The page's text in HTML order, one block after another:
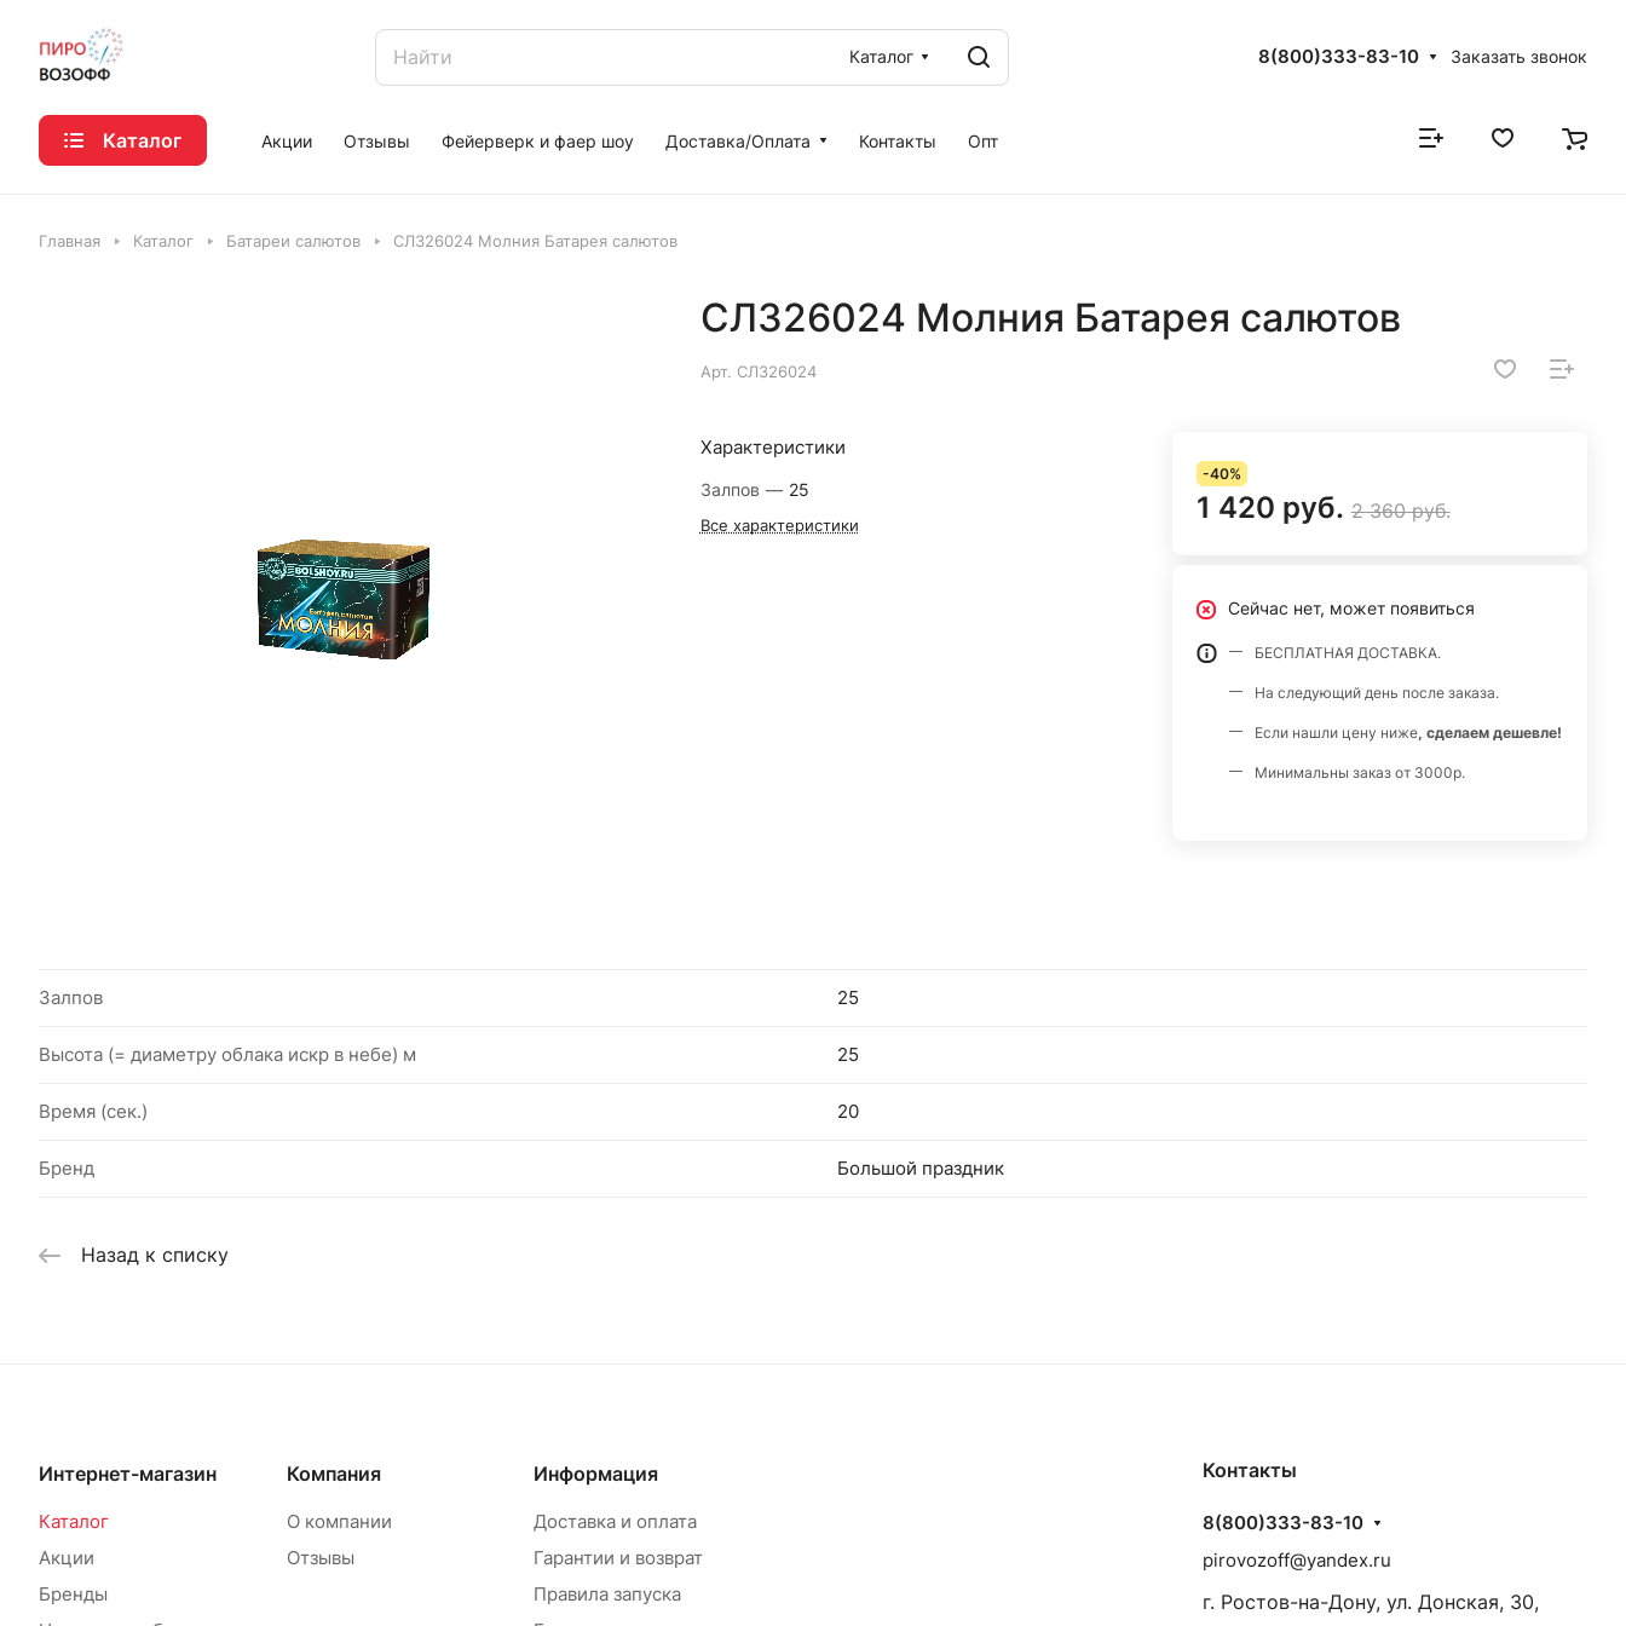
Каталог 8(800)333-83-10 Заказать звонок
Каталог Акции Отзывы Фейерверк и фаер шоу Доставка/Оплата Контакты Опт
Главная Каталог Батареи салютов СЛ326024 Молния Батарея салютов
СЛ326024 Молния Батарея салютов
Арт. СЛ326024
Характеристики
Залпов — 25
Все характеристики
-40%
1 420 руб. 2 360 руб.
Сейчас нет, может появиться
БЕСПЛАТНАЯ ДОСТАВКА.
На следующий день после заказа.
Если нашли цену ниже, сделаем дешевле!
Минимальны заказ от 3000р.
Залпов 25
Высота (= диаметру облака искр в небе) м 25
Время (сек.) 20
Бренд Большой праздник
Назад к списку
Интернет-магазин
Каталог
Акции
Бренды
Компания
О компании
Отзывы
Информация
Доставка и оплата
Гарантии и возврат
Правила запуска
Контакты
8(800)333-83-10
pirovozoff@yandex.ru
г. Ростов-на-Дону, ул. Донская, 30,